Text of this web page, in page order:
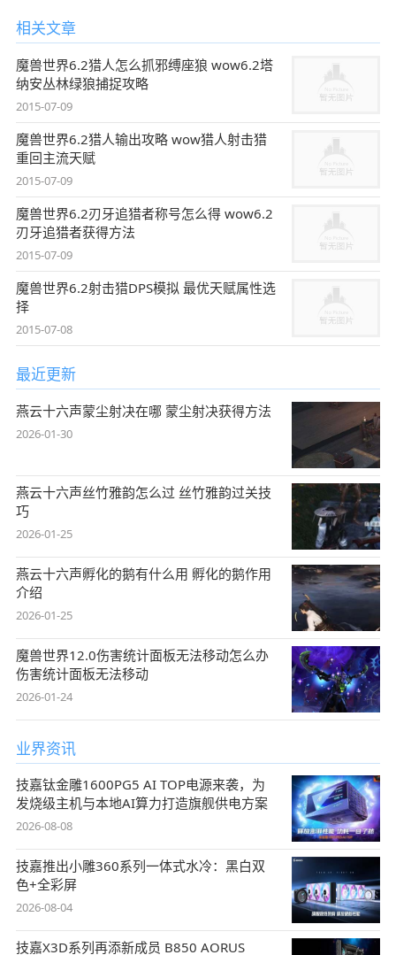
相关文章
魔兽世界6.2猎人怎么抓邪缚座狼 wow6.2塔
纳安丛林绿狼捕捉攻略
2015-07-09
魔兽世界6.2猎人输出攻略 wow猎人射击猎
重回主流天赋
2015-07-09
魔兽世界6.2刃牙追猎者称号怎么得 wow6.2
刃牙追猎者获得方法
2015-07-09
魔兽世界6.2射击猎DPS模拟 最优天赋属性选
择
2015-07-08
最近更新
燕云十六声蒙尘射决在哪 蒙尘射决获得方法
2026-01-30
燕云十六声丝竹雅韵怎么过 丝竹雅韵过关技
巧
2026-01-25
燕云十六声孵化的鹅有什么用 孵化的鹅作用
介绍
2026-01-25
魔兽世界12.0伤害统计面板无法移动怎么办
伤害统计面板无法移动
2026-01-24
业界资讯
技嘉钛金雕1600PG5 AI TOP电源来袭，为
发烧级主机与本地AI算力打造旗舰供电方案
2026-08-08
技嘉推出小雕360系列一体式水冷：黑白双
色+全彩屏
2026-08-04
技嘉X3D系列再添新成员 B850 AORUS